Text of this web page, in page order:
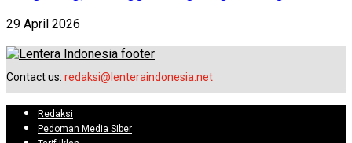
29 April 2026
Contact us: redaksi@lenteraindonesia.net
Redaksi
Pedoman Media Siber